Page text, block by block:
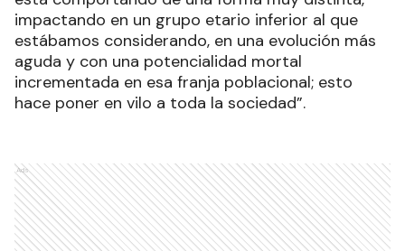
impactando en un grupo etario inferior al que
estábamos considerando, en una evolución más
aguda y con una potencialidad mortal
incrementada en esa franja poblacional; esto
hace poner en vilo a toda la sociedad”.
Ads